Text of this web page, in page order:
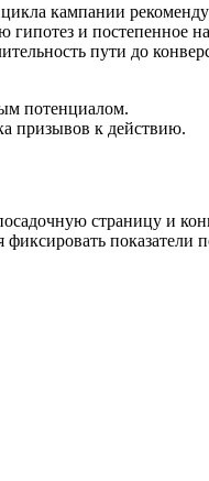
кампании
и постепенное
пути до
потенциалом.
призывов к действию.
страницу и
фиксировать